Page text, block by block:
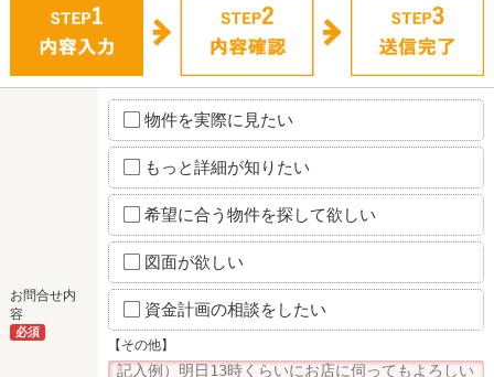
お問合せ内
容
必須
物件を実際に見たい
もっと詳細が知りたい
希望に合う物件を探して欲しい
図面が欲しい
資金計画の相談をしたい
【その他】